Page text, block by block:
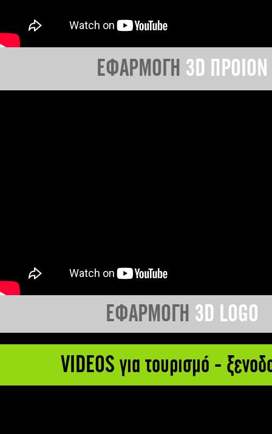
ΕΦΑΡΜΟΓΗ 3D ΠΡΟΙΟΝ
ΕΦΑΡΜΟΓΗ 3D LOGO
VIDEOS για τουρισμό -